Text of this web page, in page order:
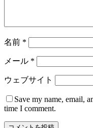
名前 *
メール *
ウェブサイト
Save my name, email,
time I comment.